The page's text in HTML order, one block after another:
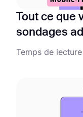
Tout ce
sondages
Temps de